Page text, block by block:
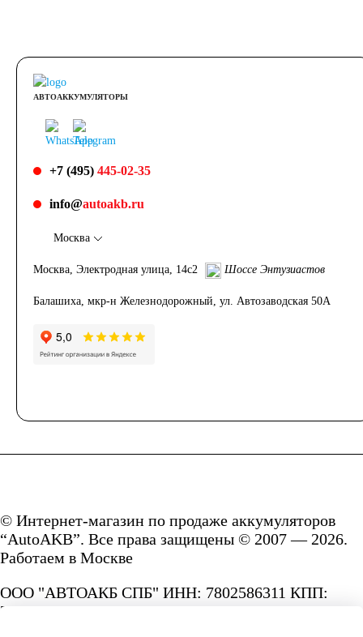
АВТОАККУМУЛЯТОРЫ
+7 (495) 445-02-35
info@autoakb.ru
Москва
Москва, Электродная улица, 14с2 Шоссе Энтузиастов
Балашиха, мкр-н Железнодорожный, ул. Автозаводская 50А
© Интернет-магазин по продаже аккумуляторов
“AutoAKB”. Все права защищены © 2007 — 2026.
Работаем в Москве
ООО "АВТОАКБ СПБ" ИНН: 7802586311 КПП:
780201001 ОГРН: 1167847287156.